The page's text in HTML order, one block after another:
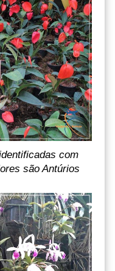
com
são Antúrios